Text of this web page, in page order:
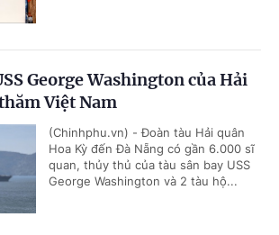
George Washington của Hải
Việt Nam
(Chinhphu.vn) - Đoàn tàu Hải quân
Hoa Kỳ đến Đà Nẵng có gần 6.000 sĩ
quan, thủy thủ của tàu sân bay USS
George Washington và 2 tàu hộ...